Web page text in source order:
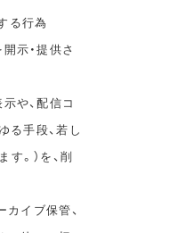
る行為
示・提供さ
や、配信コ
る手段、若し
。）を、削
カイブ保管、